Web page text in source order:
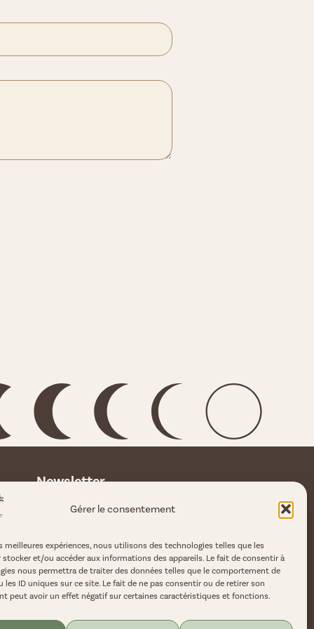
Gérer le consentement
meilleures expériences, nous utilisons des technologies telles que les
stocker et/ou accéder aux informations des appareils. Le fait de consentir à
nous permettra de traiter des données telles que le comportement de
les ID uniques sur ce site. Le fait de ne pas consentir ou de retirer son
peut avoir un effet négatif sur certaines caractéristiques et fonctions.
Newsletter
quotidien.